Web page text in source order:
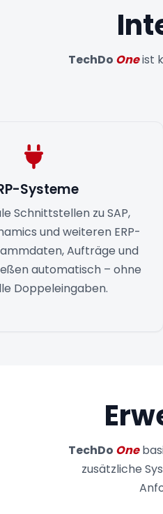
TechDo Oneist
Systeme
Schnittstellen zu SAP,
und weiteren ERP-
Aufträge und
automatisch – ohne
Doppeleingaben.
TechDo One
zusätzliche